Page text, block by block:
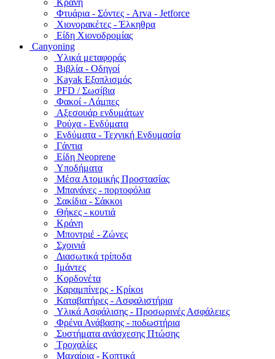
Κράνη
Φτυάρια - Σόντες - Arva - Jetforce
Χιονορακέτες - Έλκηθρα
Είδη Χιονοδρομίας
Canyoning
Υλικά μεταφοράς
Βιβλία - Οδηγοί
Kayak Εξοπλισμός
PFD / Σωσίβια
Φακοί - Λάμπες
Αξεσουάρ ενδυμάτων
Ρούχα - Ενδύματα
Ενδύματα - Τεχνική Ενδυμασία
Γάντια
Είδη Neoprene
Υποδήματα
Μέσα Ατομικής Προστασίας
Μπανάνες - πορτοφόλια
Σακίδια - Σάκκοι
Θήκες - κουτιά
Κράνη
Μποντριέ - Ζώνες
Σχοινιά
Διασωτικά τρίποδα
Ιμάντες
Κορδονέτα
Καραμπίνερς - Κρίκοι
Καταβατήρες - Ασφαλιστήρια
Υλικά Ασφάλισης - Προσωρινές Ασφάλειες
Φρένα Ανάβασης - ποδωστήρια
Συστήματα ανάσχεσης Πτώσης
Τροχαλίες
Μαχαίρια - Κοπτικά